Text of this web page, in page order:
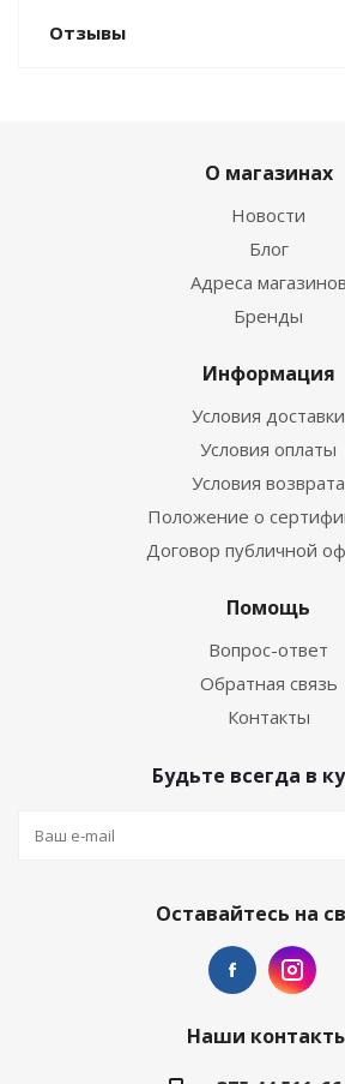
Отзывы
О магазинах
Новости
Блог
Адреса магазинов
Бренды
Информация
Условия доставки
Условия оплаты
Условия возврата
Положение о
Договор публичной
Помощь
Вопрос-ответ
Обратная связь
Контакты
Будьте всегда в
Оставайтесь на
Наши